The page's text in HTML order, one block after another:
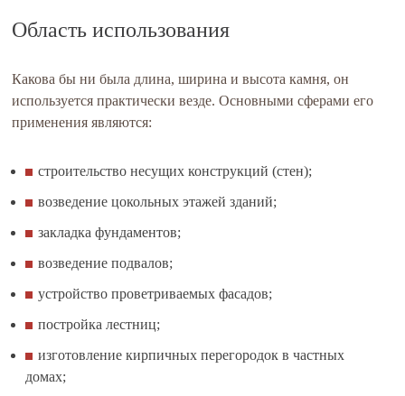
Область использования
Какова бы ни была длина, ширина и высота камня, он
используется практически везде. Основными сферами его
применения являются:
строительство несущих конструкций (стен);
возведение цокольных этажей зданий;
закладка фундаментов;
возведение подвалов;
устройство проветриваемых фасадов;
постройка лестниц;
изготовление кирпичных перегородок в частных
домах;